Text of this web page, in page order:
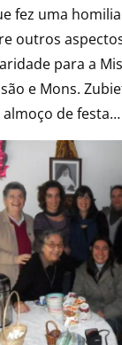
fez uma
outros
para a
e Mons.
de festa…